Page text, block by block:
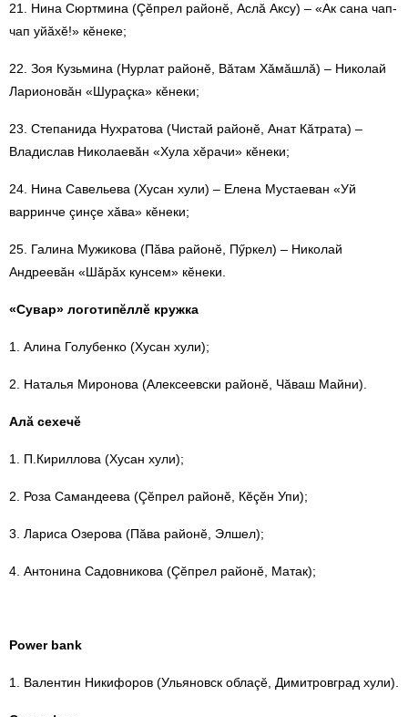
21. Нина Сюртмина (Çӗпрел районӗ, Аслă Аксу) – «Ак сана чап-
чап уйăхӗ!» кӗнеке;
22. Зоя Кузьмина (Нурлат районӗ, Вăтам Хăмăшлă) – Николай
Ларионовăн «Шураçка» кӗнеки;
23. Степанида Нухратова (Чистай районӗ, Анат Кăтрата) –
Владислав Николаевăн «Хула хӗрачи» кӗнеки;
24. Нина Савельева (Хусан хули) – Елена Мустаеван «Уй
варринче çинçе хăва» кӗнеки;
25. Галина Мужикова (Пăва районӗ, Пӳркел) – Николай
Андреевăн «Шăрăх кунсем» кӗнеки.
«Сувар» логотипӗллӗ кружка
1. Алина Голубенко (Хусан хули);
2. Наталья Миронова (Алексеевски районӗ, Чăваш Майни).
Алă сехечӗ
1. П.Кириллова (Хусан хули);
2. Роза Самандеева (Çӗпрел районӗ, Кӗçӗн Упи);
3. Лариса Озерова (Пăва районӗ, Элшел);
4. Антонина Садовникова (Çӗпрел районӗ, Матак);
Power bank
1. Валентин Никифоров (Ульяновск облаçӗ, Димитровград хули).